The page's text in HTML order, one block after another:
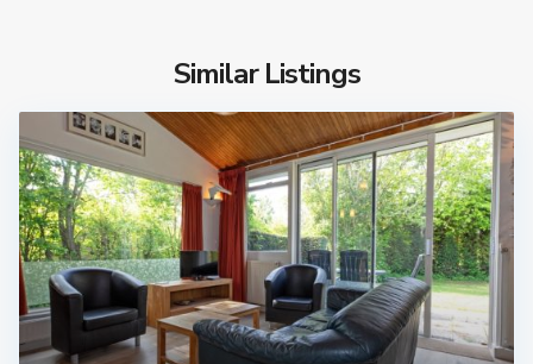
Similar Listings